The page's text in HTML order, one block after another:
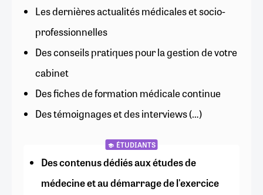
Les dernières actualités médicales et socio-
professionnelles
Des conseils pratiques pour la gestion de votre
cabinet
Des fiches de formation médicale continue
Des témoignages et des interviews (…)
ÉTUDIANTS
Des contenus dédiés aux études de
médecine et au démarrage de l'exercice